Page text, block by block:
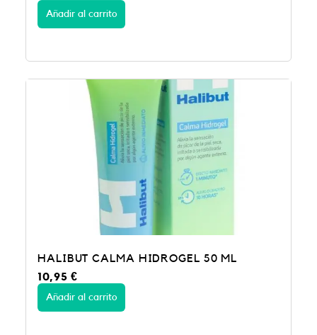
Añadir al carrito
HALIBUT CALMA HIDROGEL 50 ML
10,95€
Añadir al carrito